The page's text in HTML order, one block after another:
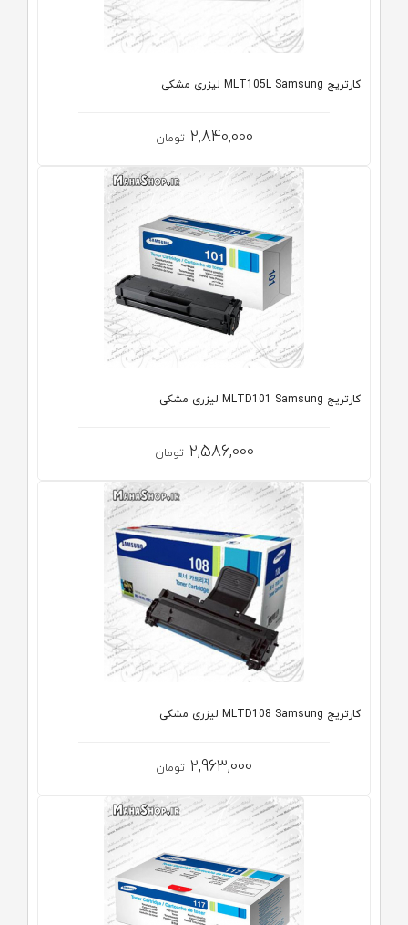
کارتریج MLT105L Samsung لیزری مشکی
2,840,000 تومان
کارتریج MLTD101 Samsung لیزری مشکی
2,586,000 تومان
کارتریج MLTD108 Samsung لیزری مشکی
2,963,000 تومان